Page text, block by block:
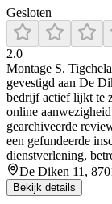
Gesloten
2.0
Montage S.
gevestigd aan De
bedrijf actief lijkt te
online
gearchiveerde
een gefundeerde
dienstverlening,
De Diken 11,
Bekijk details